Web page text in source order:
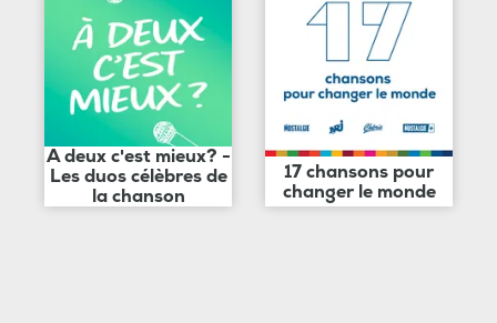
A deux c'est mieux? -
Les duos célèbres de
la chanson
17 chansons pour
changer le monde